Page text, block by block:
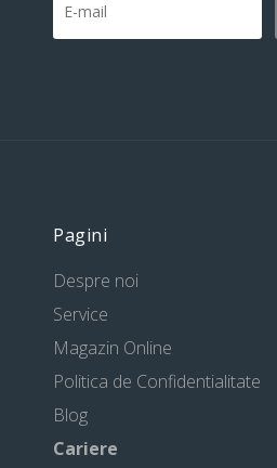
Pagini
Despre noi
Service
Magazin Online
Politica de Confidentialitate
Blog
Cariere